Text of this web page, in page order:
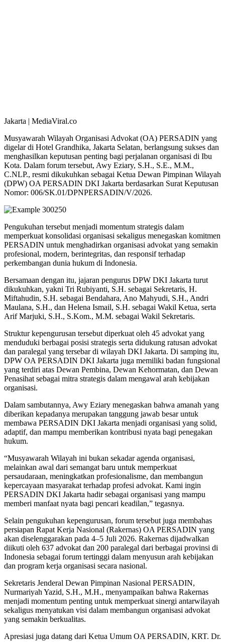
Jakarta | MediaViral.co
Musyawarah Wilayah Organisasi Advokat (OA) PERSADIN yang
digelar di Hotel Grandhika, Jakarta Selatan, berlangsung sukses dan
menghasilkan keputusan penting bagi perjalanan organisasi di Ibu
Kota. Dalam forum tersebut, Awy Eziary, S.H., S.E., M.M.,
C.NLP., resmi dikukuhkan sebagai Ketua Dewan Pimpinan Wilayah
(DPW) OA PERSADIN DKI Jakarta berdasarkan Surat Keputusan
Nomor: 006/SK.01/DPNPERSADIN/V/2026.
Pengukuhan tersebut menjadi momentum strategis dalam
memperkuat konsolidasi organisasi sekaligus menegaskan komitmen
PERSADIN untuk menghadirkan organisasi advokat yang semakin
profesional, modern, berintegritas, dan responsif terhadap
perkembangan dunia hukum di Indonesia.
Bersamaan dengan itu, jajaran pengurus DPW DKI Jakarta turut
dikukuhkan, yakni Tri Rubiyanti, S.H. sebagai Sekretaris, H.
Miftahudin, S.H. sebagai Bendahara, Ano Mahyudi, S.H., Andri
Maulana, S.H., dan Helena Ismail, S.H. sebagai Wakil Ketua, serta
Arif Marjuki, S.H., S.Kom., M.M. sebagai Wakil Sekretaris.
Struktur kepengurusan tersebut diperkuat oleh 45 advokat yang
menduduki berbagai posisi strategis serta didukung ratusan advokat
dan paralegal yang tersebar di wilayah DKI Jakarta. Di samping itu,
DPW OA PERSADIN DKI Jakarta juga memiliki badan fungsional
yang terdiri atas Dewan Pembina, Dewan Kehormatan, dan Dewan
Penasihat sebagai mitra strategis dalam mengawal arah kebijakan
organisasi.
Dalam sambutannya, Awy Eziary menegaskan bahwa amanah yang
diberikan kepadanya merupakan tanggung jawab besar untuk
membawa PERSADIN DKI Jakarta menjadi organisasi yang solid,
adaptif, dan mampu memberikan kontribusi nyata bagi penegakan
hukum.
“Musyawarah Wilayah ini bukan sekadar agenda organisasi,
melainkan awal dari semangat baru untuk memperkuat
persaudaraan, meningkatkan profesionalisme, dan membangun
kepercayaan masyarakat terhadap profesi advokat. Kami ingin
PERSADIN DKI Jakarta hadir sebagai organisasi yang mampu
memberi manfaat nyata bagi pencari keadilan,” tegasnya.
Selain pengukuhan kepengurusan, forum tersebut juga membahas
persiapan Rapat Kerja Nasional (Rakernas) OA PERSADIN yang
akan diselenggarakan pada 4–5 Juli 2026. Rakernas dijadwalkan
diikuti oleh 637 advokat dan 200 paralegal dari berbagai provinsi di
Indonesia sebagai forum tertinggi dalam menyusun arah kebijakan
dan program kerja organisasi secara nasional.
Sekretaris Jenderal Dewan Pimpinan Nasional PERSADIN,
Nurmariyah Yazid, S.H., M.H., menyampaikan bahwa Rakernas
menjadi momentum penting untuk memperkuat sinergi antarwilayah
sekaligus menyatukan visi dalam membangun organisasi advokat
yang semakin berkualitas.
Apresiasi juga datang dari Ketua Umum OA PERSADIN, KRT. Dr.